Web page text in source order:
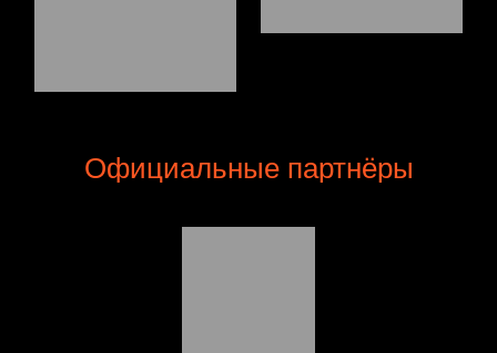
Официальные партнёры